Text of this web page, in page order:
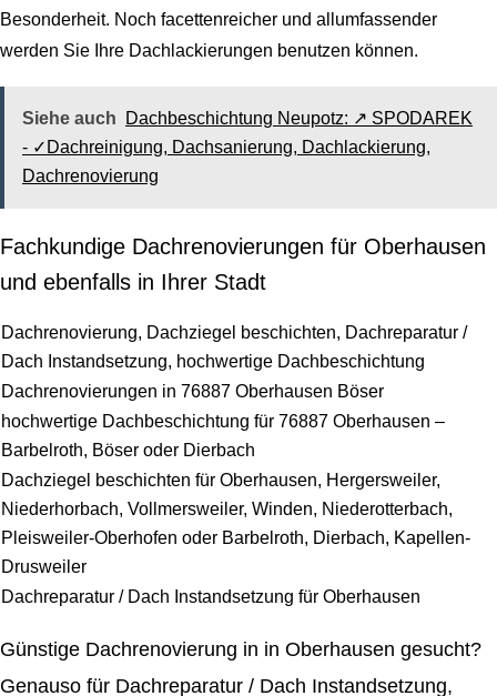
Besonderheit. Noch facettenreicher und allumfassender
werden Sie Ihre Dachlackierungen benutzen können.
Siehe auch
Dachbeschichtung Neupotz: ↗️ SPODAREK
- ✓Dachreinigung, Dachsanierung, Dachlackierung,
Dachrenovierung
Fachkundige Dachrenovierungen für Oberhausen
und ebenfalls in Ihrer Stadt
Dachrenovierung, Dachziegel beschichten, Dachreparatur /
Dach Instandsetzung, hochwertige Dachbeschichtung
Dachrenovierungen in 76887 Oberhausen Böser
hochwertige Dachbeschichtung für 76887 Oberhausen –
Barbelroth, Böser oder Dierbach
Dachziegel beschichten für Oberhausen, Hergersweiler,
Niederhorbach, Vollmersweiler, Winden, Niederotterbach,
Pleisweiler-Oberhofen oder Barbelroth, Dierbach, Kapellen-
Drusweiler
Dachreparatur / Dach Instandsetzung für Oberhausen
Günstige Dachrenovierung in in Oberhausen gesucht?
Genauso für Dachreparatur / Dach Instandsetzung,